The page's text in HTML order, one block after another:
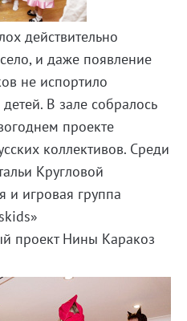
действительно
и даже появление
не испортило
В зале собралось
проекте
коллективов. Среди
Кругловой
и игровая группа
проект Нины Каракоз